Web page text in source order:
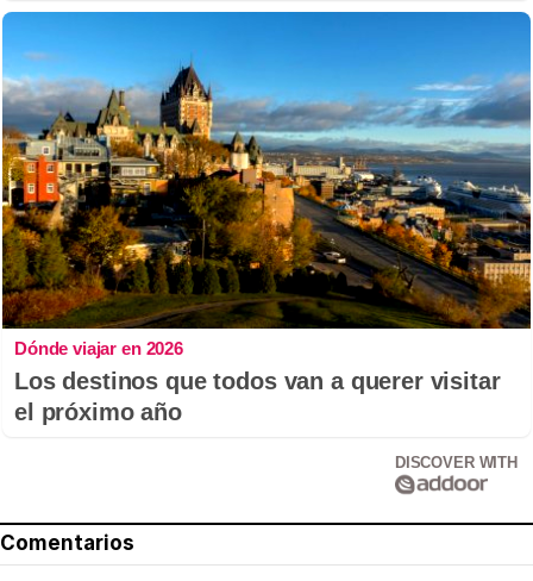
Dónde viajar en 2026
Los destinos que todos van a querer visitar
el próximo año
DISCOVER WITH
Comentarios